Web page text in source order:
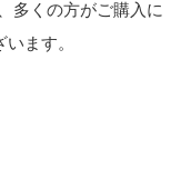
多くの方がご購入に
ます。